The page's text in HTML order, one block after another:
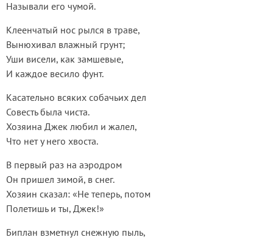
Называли его чумой.
Клеенчатый нос рылся в траве,
Вынюхивал влажный грунт;
Уши висели, как замшевые,
И каждое весило фунт.
Касательно всяких собачьих дел
Совесть была чиста.
Хозяина Джек любил и жалел,
Что нет у него хвоста.
В первый раз на аэродром
Он пришел зимой, в снег.
Хозяин сказал: «Не теперь, потом
Полетишь и ты, Джек!»
Биплан взметнул снежную пыль,